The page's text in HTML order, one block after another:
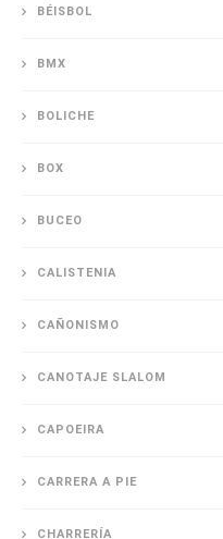
BÉISBOL
BMX
BOLICHE
BOX
BUCEO
CALISTENIA
CAÑONISMO
CANOTAJE SLALOM
CAPOEIRA
CARRERA A PIE
CHARRERÍA